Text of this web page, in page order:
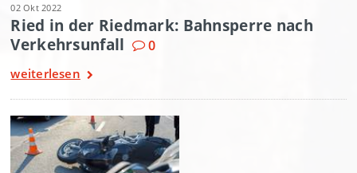
02 Okt 2022
Ried in der Riedmark: Bahnsperre nach
Verkehrsunfall
0
weiterlesen